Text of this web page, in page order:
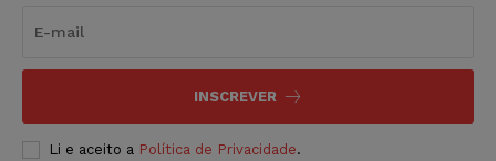
INSCREVER
Li e aceito a Política de Privacidade.